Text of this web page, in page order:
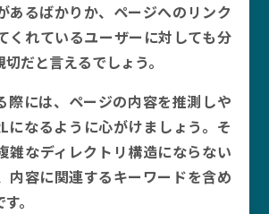
あるばかりか、ページへのリンク
くれているユーザーに対しても分
だと言えるでしょう。
際には、ページの内容を推測しや
になるように心がけましょう。そ
雑なディレクトリ構造にならない
内容に関連するキーワードを含め
。